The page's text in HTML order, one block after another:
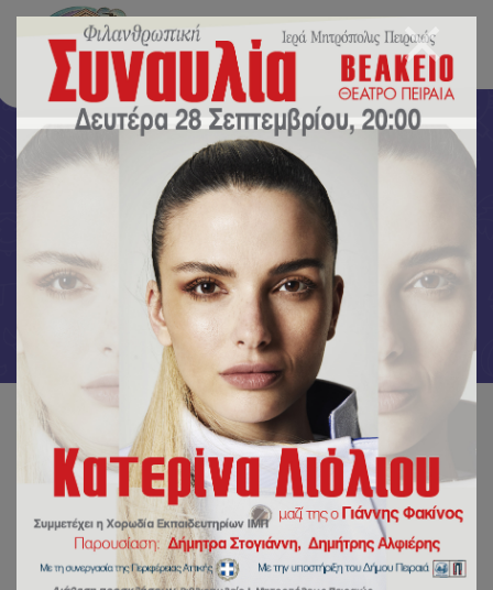
Uncategorized
Αρχική Uncategorized /
Παρουσία της Υπουργού Δόμνας Μιχαηλίδου τέλεσε το Ιερό
Ευχέλαιο στα Εκπαιδευτήρια της Ι.Μ.Π. ο Σεβ. Μητρ. Πειραιώς κ.
Σεραφείμ.